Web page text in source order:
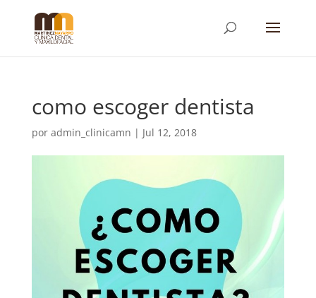
como escoger dentista
por admin_clinicamn | Jul 12, 2018